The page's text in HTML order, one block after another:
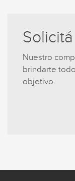
Nuestro
brindarte
objetivo.